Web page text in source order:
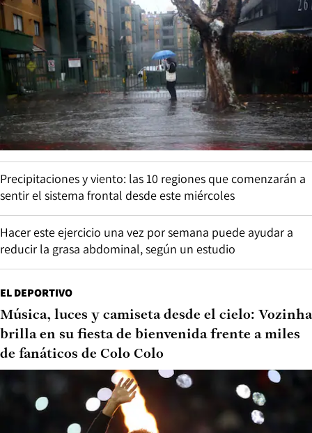
Precipitaciones y viento: las 10 regiones que comenzarán a
sentir el sistema frontal desde este miércoles
Hacer este ejercicio una vez por semana puede ayudar a
reducir la grasa abdominal, según un estudio
EL DEPORTIVO
Música, luces y camiseta desde el cielo: Vozinha
brilla en su fiesta de bienvenida frente a miles
de fanáticos de Colo Colo